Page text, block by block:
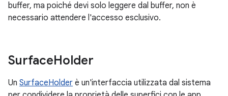
buffer, ma poiché devi solo leggere dal buffer, non è
necessario attendere l'accesso esclusivo.
SurfaceHolder
Un SurfaceHolder è un'interfaccia utilizzata dal sistema